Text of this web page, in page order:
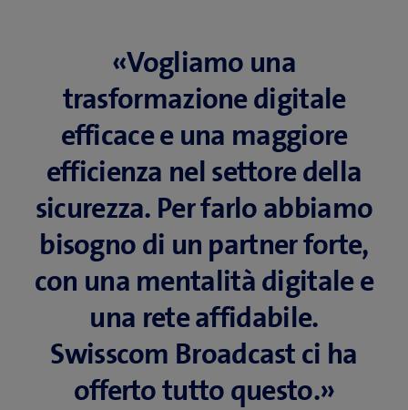
«Vogliamo una
trasformazione digitale
efficace e una maggiore
efficienza nel settore della
sicurezza. Per farlo abbiamo
bisogno di un partner forte,
con una mentalità digitale e
una rete affidabile.
Swisscom Broadcast ci ha
offerto tutto questo.»